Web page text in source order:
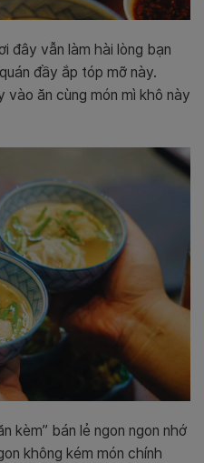
đây vẫn làm hài lòng bạn
đầy ắp tóp mỡ này.
ăn cùng món mì khô này
kèm” bán lẻ ngon ngon nhớ
không kém món chính